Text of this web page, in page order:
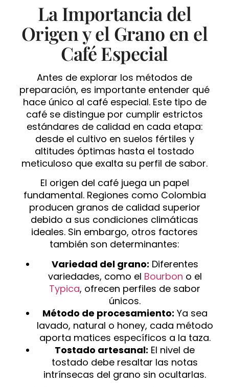
La Importancia del
Origen y el Grano en el
Café Especial
Antes de explorar los métodos de
preparación, es importante entender qué
hace único al café especial. Este tipo de
café se distingue por cumplir estrictos
estándares de calidad en cada etapa:
desde el cultivo en suelos fértiles y
altitudes óptimas hasta el tostado
meticuloso que exalta su perfil de sabor.
El origen del café juega un papel
fundamental. Regiones como Colombia
producen granos de calidad superior
debido a sus condiciones climáticas
ideales. Sin embargo, otros factores
también son determinantes:
Variedad del grano: Diferentes
variedades, como el Bourbon o el
Typica, ofrecen perfiles de sabor
únicos.
Método de procesamiento: Ya sea
lavado, natural o honey, cada método
aporta matices específicos a la taza.
Tostado artesanal: El nivel de
tostado debe resaltar las notas
intrínsecas del grano sin ocultarlas.